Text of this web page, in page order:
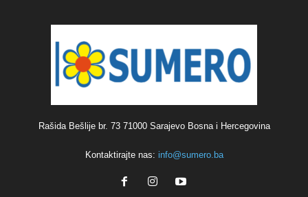
Rašida Bešlije br. 73 71000 Sarajevo Bosna i Hercegovina
Kontaktirajte nas: info@sumero.ba